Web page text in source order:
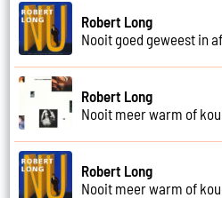
Robert Long
Nooit goed geweest in
Robert Long
Nooit meer warm of
Robert Long
Nooit meer warm of